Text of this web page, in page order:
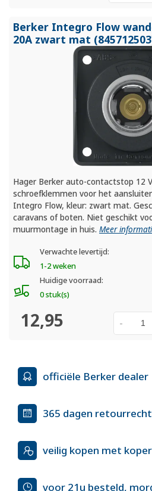
Berker Integro Flow
20A zwart mat
Hager Berker auto-contactstop 12
schroefklemmen voor het
Integro Flow, kleur: zwart mat.
caravans of boten. Niet geschikt
muurmontage in huis.Meer
Verwachte levertijd:
1-2 weken
Huidige voorraad:
0 stuk(s)
12,95 -
officiële Berker dealer
365 dagen retourrecht
veilig kopen met
voor 21u besteld,